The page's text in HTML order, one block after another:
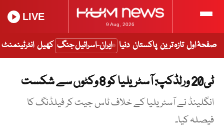
9 Aug, 2026
LIVE
صفحۂ اول تازہ ترین پاکستان دنیا ایران-اسرائیل جنگ کھیل انٹرٹینمنٹ
ٹی20 ورلڈکپ: آسٹریلیا کو 8 وکٹوں سے شکست
انگلینڈ نے آسٹریلیا کے خلاف ٹاس جیت کر فیلڈنگ کا
فیصلہ کیا۔